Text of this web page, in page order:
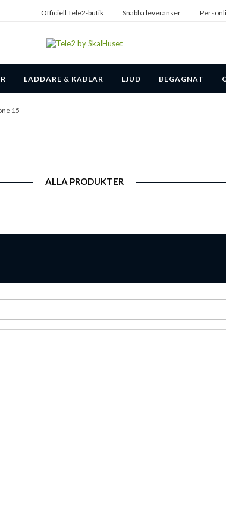
Officiell Tele2-butik Snabba leveranser
LADDARE & KABLAR LJUD BEGAGNAT
15
ALLA PRODUKTER